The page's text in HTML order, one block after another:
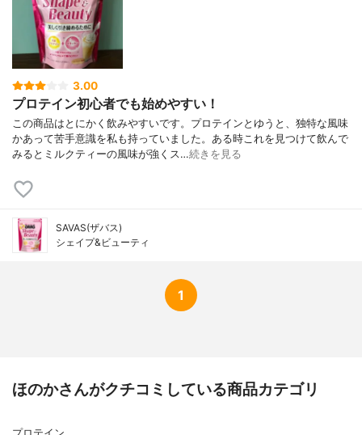
3.00
プロテイン初心者でも始めやすい！
この商品はとにかく飲みやすいです。プロテインとゆうと、独特な風味
かあって苦手意識を私も持っていました。ある時これを見つけて飲んで
みるとミルクティーの風味が強くス…続きを見る
SAVAS(ザバス)
シェイプ&ビューティ
1
ほのかさんがクチコミしている商品カテゴリ